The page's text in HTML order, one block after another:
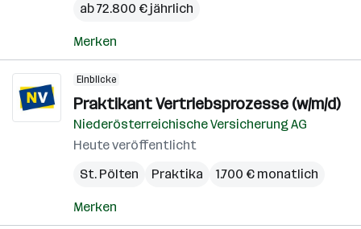
ab 72.800 € jährlich
Merken
Einblicke
Praktikant Vertriebsprozesse (w/m/d)
Niederösterreichische Versicherung AG
Heute veröffentlicht
St. Pölten
Praktika 1.700 € monatlich
Merken